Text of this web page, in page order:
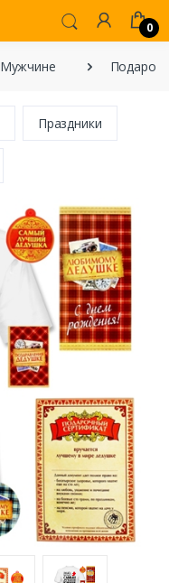
0
Мужчине Подарок
Праздники